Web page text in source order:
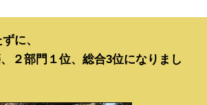
に、
２部門１位、総合3位になりまし